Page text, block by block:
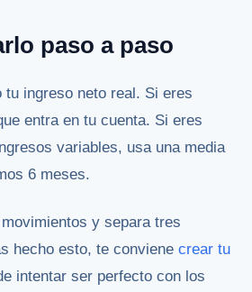
paso a paso
tu ingreso neto real. Si eres
entra en tu cuenta. Si eres
variables, usa una media
6 meses.
y separa tres
hecho esto, te conviene crear tu
intentar ser perfecto con los